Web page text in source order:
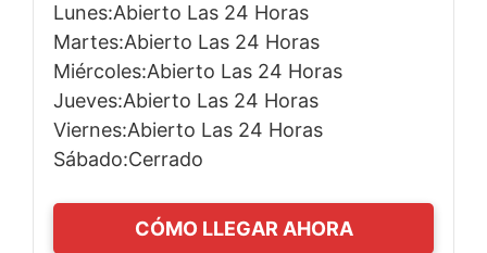
Lunes:Abierto Las 24 Horas
Martes:Abierto Las 24 Horas
Miércoles:Abierto Las 24 Horas
Jueves:Abierto Las 24 Horas
Viernes:Abierto Las 24 Horas
Sábado:Cerrado
CÓMO LLEGAR AHORA